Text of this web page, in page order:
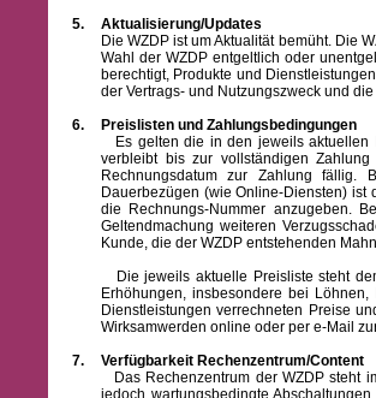
5.
Aktualisierung/Updates
Die WZDP ist um Aktualität bemüht. Die
Wahl der WZDP entgeltlich oder
berechtigt, Produkte und
der Vertrags- und Nutzungszweck und
6.
Preislisten und Zahlungsbedingungen
Es gelten die in den jeweils aktuellen
verbleibt bis zur vollständigen
Rechnungsdatum zur Zahlung fällig.
Dauerbezügen (wie Online-Diensten)
die Rechnungs-Nummer anzugeben.
Geltendmachung weiteren
Kunde, die der WZDP entstehenden
Die jeweils aktuelle Preisliste steht dem
Erhöhungen, insbesondere bei
Dienstleistungen verrechneten Preise
Wirksamwerden online oder per e-Mail
7.
Verfügbarkeit Rechenzentrum/Content
Das Rechenzentrum der WZDP steht im
jedoch wartungsbedingte